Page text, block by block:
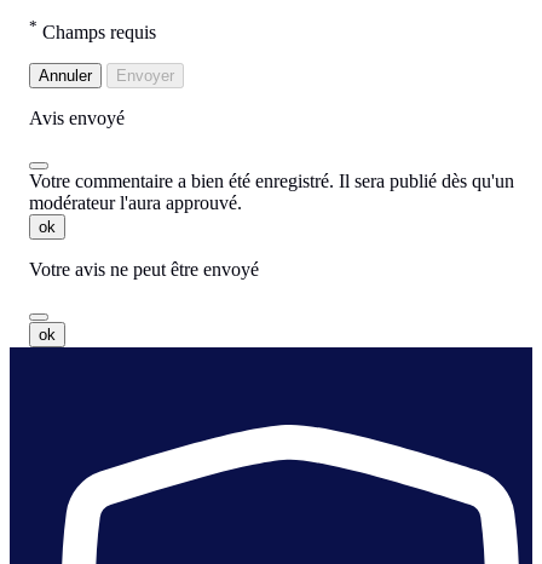
* Champs requis
Annuler Envoyer
Avis envoyé
Votre commentaire a bien été enregistré. Il sera publié dès qu'un
modérateur l'aura approuvé.
ok
Votre avis ne peut être envoyé
ok